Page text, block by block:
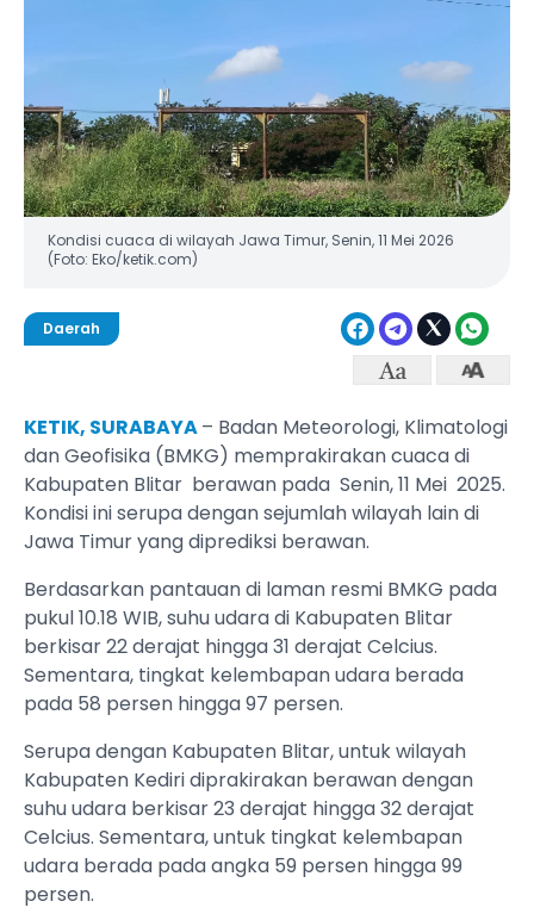
Kondisi cuaca di wilayah Jawa Timur, Senin, 11 Mei 2026
(Foto: Eko/ketik.com)
Daerah
KETIK, SURABAYA– Badan Meteorologi, Klimatologi
dan Geofisika (BMKG) memprakirakan cuaca di
Kabupaten Blitar berawan pada Senin, 11 Mei 2025.
Kondisi ini serupa dengan sejumlah wilayah lain di
Jawa Timur yang diprediksi berawan.
Berdasarkan pantauan di laman resmi BMKG pada
pukul 10.18 WIB, suhu udara di Kabupaten Blitar
berkisar 22 derajat hingga 31 derajat Celcius.
Sementara, tingkat kelembapan udara berada
pada 58 persen hingga 97 persen.
Serupa dengan Kabupaten Blitar, untuk wilayah
Kabupaten Kediri diprakirakan berawan dengan
suhu udara berkisar 23 derajat hingga 32 derajat
Celcius. Sementara, untuk tingkat kelembapan
udara berada pada angka 59 persen hingga 99
persen.